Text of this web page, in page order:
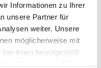
Informationen zu Ihrer
unsere Partner für
weiter. Unsere
möglicherweise mit
ihnen bereitgestellt